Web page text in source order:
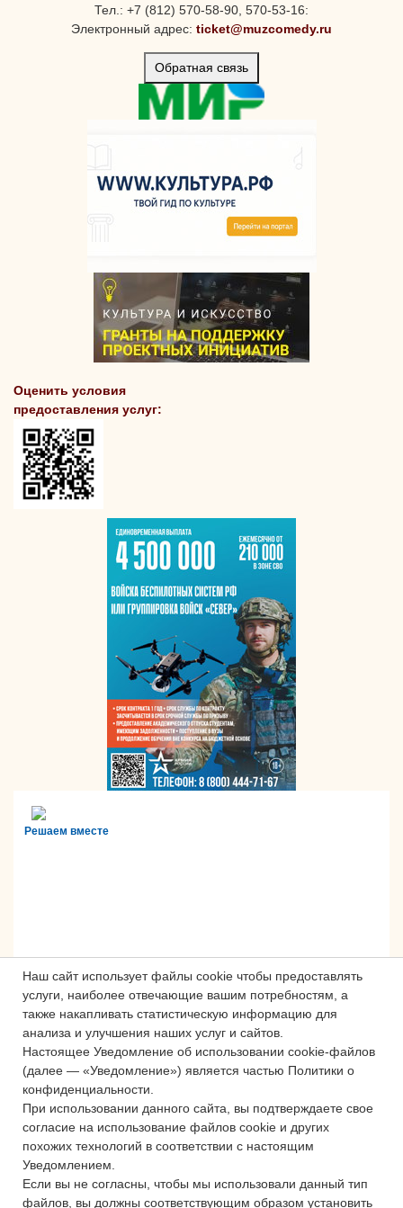
Наш сайт использует файлы cookie чтобы предоставлять
услуги, наиболее отвечающие вашим потребностям, а
также накапливать статистическую информацию для
анализа и улучшения наших услуг и сайтов.
Настоящее Уведомление об использовании cookie-файлов
(далее — «Уведомление») является частью Политики о
конфиденциальности.
При использовании данного сайта, вы подтверждаете свое
согласие на использование файлов cookie и других
похожих технологий в соответствии с настоящим
Уведомлением.
Если вы не согласны, чтобы мы использовали данный тип
файлов, вы должны соответствующим образом установить
Тел.: +7 (812) 570-58-90, 570-53-16:
Электронный адрес: ticket@muzcomedy.ru
Обратная связь
Оценить условия
предоставления услуг:
Решаем вместе
Сложности с получением «Пушкинской
карты» или приобретением билетов?
Знаете, как улучшить работу
учреждений культуры?